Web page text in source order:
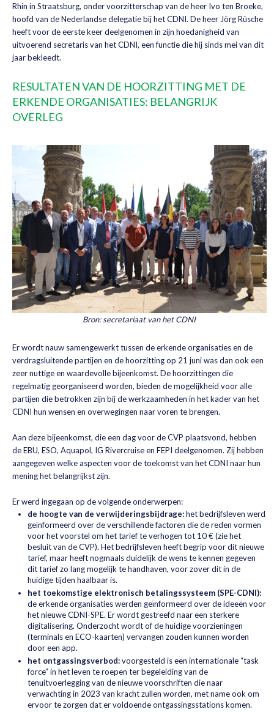
Rhin in Straatsburg, onder voorzitterschap van de heer Ivo ten Broeke,
hoofd van de Nederlandse delegatie bij het CDNI. De heer Jörg Rüsche
heeft voor de eerste keer deelgenomen in zijn hoedanigheid van
uitvoerend secretaris van het CDNI, een functie die hij sinds mei van dit
jaar bekleedt.
RESULTATEN VAN DE HOORZITTING MET DE
ERKENDE ORGANISATIES: BELANGRIJK
OVERLEG
Bron: secretariaat van het CDNI
Er wordt nauw samengewerkt tussen de erkende organisaties en de
verdragsluitende partijen en de hoorzitting op 21 juni was dan ook een
zeer nuttige en waardevolle bijeenkomst. De hoorzittingen die
regelmatig georganiseerd worden, bieden de mogelijkheid voor alle
partijen die betrokken zijn bij de werkzaamheden in het kader van het
CDNI hun wensen en overwegingen naar voren te brengen.
Aan deze bijeenkomst, die een dag voor de CVP plaatsvond, hebben
de EBU, ESO, Aquapol, IG Rivercruise en FEPI deelgenomen. Zij hebben
aangegeven welke aspecten voor de toekomst van het CDNI naar hun
mening het belangrijkst zijn.
Er werd ingegaan op de volgende onderwerpen:
de hoogte van de verwijderingsbijdrage:het bedrijfsleven werd
geïnformeerd over de verschillende factoren die de reden vormen
voor het voorstel om het tarief te verhogen tot 10 € (zie het
besluit van de CVP). Het bedrijfsleven heeft begrip voor dit nieuwe
tarief, maar heeft nogmaals duidelijk de wens te kennen gegeven
dit tarief zo lang mogelijk te handhaven, voor zover dit in de
huidige tijden haalbaar is.
het toekomstige elektronisch betalingssysteem (SPE-CDNI):
de erkende organisaties werden geïnformeerd over de ideeën voor
het nieuwe CDNI-SPE. Er wordt gestreefd naar een sterkere
digitalisering. Onderzocht wordt of de huidige voorzieningen
(terminals en ECO-kaarten) vervangen zouden kunnen worden
door een app.
het ontgassingsverbod:voorgesteld is een internationale “task
force” in het leven te roepen ter begeleiding van de
tenuitvoerlegging van de nieuwe voorschriften die naar
verwachting in 2023 van kracht zullen worden, met name ook om
ervoor te zorgen dat er voldoende ontgassingsstations komen.